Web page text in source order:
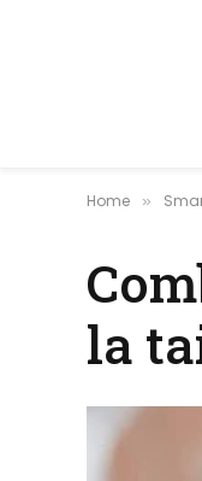
Home »
la